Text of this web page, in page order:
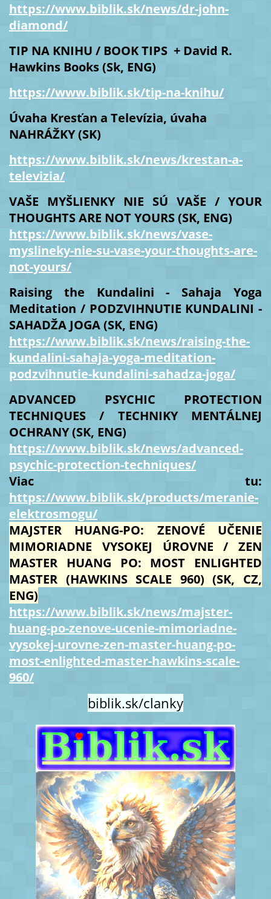
https://www.biblik.sk/news/dr-john-
diamond/
TIP NA KNIHU / BOOK TIPS + David R.
Hawkins Books (Sk, ENG)
https://www.biblik.sk/tip-na-knihu/
Úvaha Kresťan a Televízia, úvaha
NAHRÁŽKY (SK)
https://www.biblik.sk/news/krestan-a-
televizia/
VAŠE MYŠLIENKY NIE SÚ VAŠE / YOUR
THOUGHTS ARE NOT YOURS (SK, ENG)
https://www.biblik.sk/news/vase-
myslineky-nie-su-vase-your-thoughts-are-
not-yours/
Raising the Kundalini - Sahaja Yoga
Meditation / PODZVIHNUTIE KUNDALINI -
SAHADŽA JOGA (SK, ENG)
https://www.biblik.sk/news/raising-the-
kundalini-sahaja-yoga-meditation-
podzvihnutie-kundalini-sahadza-joga/
ADVANCED PSYCHIC PROTECTION
TECHNIQUES / TECHNIKY MENTÁLNEJ
OCHRANY (SK, ENG)
https://www.biblik.sk/news/advanced-
psychic-protection-techniques/
Viac tu:
https://www.biblik.sk/products/meranie-
elektrosmogu/
MAJSTER HUANG-PO: ZENOVÉ UČENIE
MIMORIADNE VYSOKEJ ÚROVNE / ZEN
MASTER HUANG PO: MOST ENLIGHTED
MASTER (HAWKINS SCALE 960) (SK, CZ,
ENG)
https://www.biblik.sk/news/majster-
huang-po-zenove-ucenie-mimoriadne-
vysokej-urovne-zen-master-huang-po-
most-enlighted-master-hawkins-scale-
960/
biblik.sk/clanky